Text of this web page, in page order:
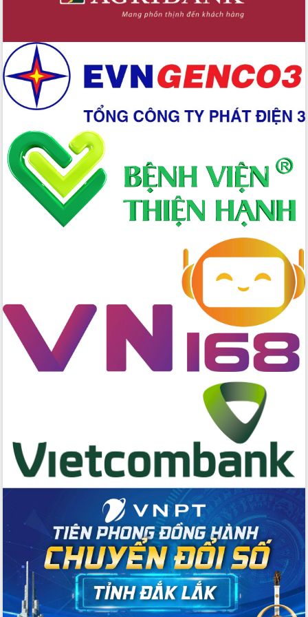
Đảm bảo cuộc bầu cử đại biểu Quốc
an toàn, hiệu quả, đúng quy định
Thủ tướng Chính phủ Phạm Minh Chính
kiểm tra, chỉ đạo hoàn thành các dự
án cao tốc và thăm khu tái định cư tại
Đắk Lắk
Sôi nổi Hội đua ngựa truyền thống Gò
Thì Thùng mừng Xuân Bính Ngọ 2026
Lãnh đạo tỉnh dâng hương tưởng niệm
tại Đập Đồng Cam đầu Xuân Bính Ngọ
Ngành nông nghiệp phấn đấu tăng
trưởng đạt 5,86% trong năm 2026
UBND tỉnh Đắk Lắk triển khai công tác
quốc phòng, quân sự địa phương năm
Chủ tịch UBND tỉnh Tạ Anh Tuấn thăm,
chúc mừng các bệnh viện nhân Ngày
Thầy thuốc Việt Nam
Rộn ràng lễ hội truyền thống Sông
nước Đà Nông lần thứ I năm 2026
cử đại biểu Quốc hội khoá XVI và đại
biểu HĐND tỉnh Đắk Lắk, nhiệm kỳ
2026-2031
Phát động hai phong trào thi đua quan
Hội nghị lần thứ tư Ban Chỉ đạo công
tác bầu cử tỉnh Đắk Lắk
Hội nghị Báo cáo viên Trung ương
tháng 01/2026
Phó Thủ tướng Hồ Quốc Dũng đánh giá
cao kết quả Chiến dịch Quang Trung
tại Đắk Lắk